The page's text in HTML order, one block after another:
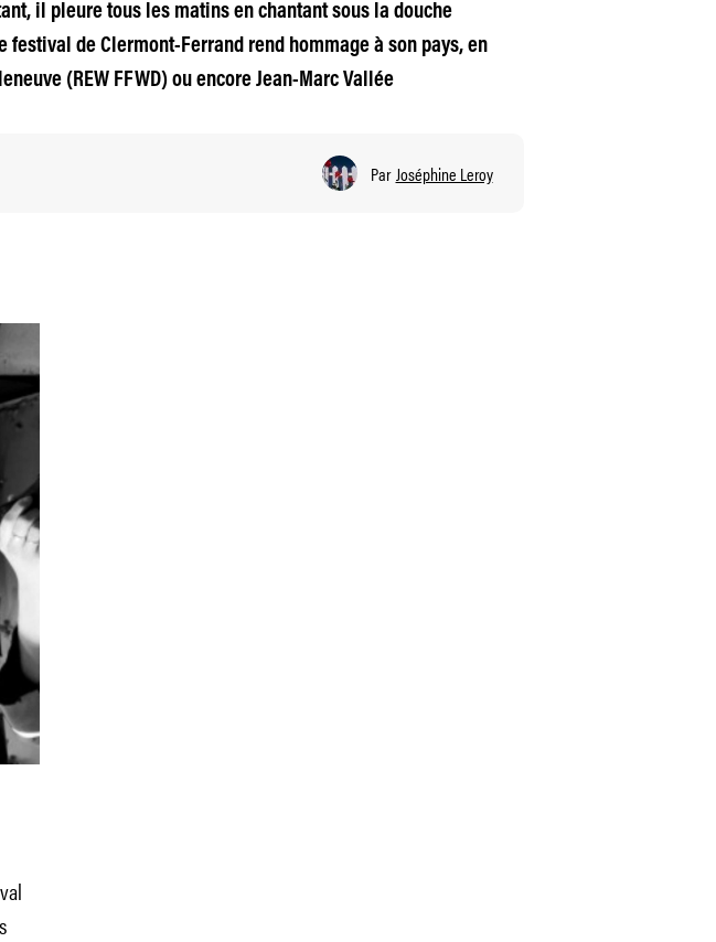
il pleure tous les matins en chantant sous la douche
festival de Clermont-Ferrand rend hommage à son pays, en
(REW FFWD) ou encore Jean-Marc Vallée
Par Joséphine Leroy